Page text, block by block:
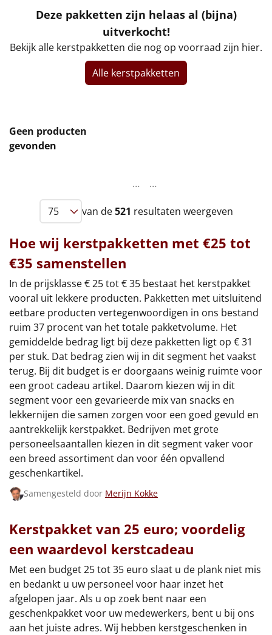
Rituals
Luxe
Duurzaam
Alle thema's
Artikel
Hitster NIEUW
Pizzarette
Tas
Wake up light
NIEUW
Borrelplank
Warmtekussen
NIEUW
Slowcooker POPULAIR
Noodradio
Deken (fleece plaid)
Alle artikelen
Overige
Ideeën
Deze pakketten zijn helaas al (bijna)
uitverkocht!
Bekijk alle kerstpakketten die nog op voorraad zijn hier.
Alle kerstpakketten
Geen producten
gevonden
… …
van de521 resultaten weergeven
Hoe wij kerstpakketten met €25 tot
€35 samenstellen
In de prijsklasse € 25 tot € 35 bestaat het kerstpakket
vooral uit lekkere producten. Pakketten met uitsluitend
eetbare producten vertegenwoordigen in ons bestand
ruim 37 procent van het totale pakketvolume. Het
gemiddelde bedrag ligt bij deze pakketten ligt op € 31
per stuk. Dat bedrag zien wij in dit segment het vaakst
terug. Bij dit budget is er doorgaans weinig ruimte voor
een groot cadeau artikel. Daarom kiezen wij in dit
segment voor een gevarieerde mix van snacks en
lekkernijen die samen zorgen voor een goed gevuld en
aantrekkelijk kerstpakket. Bedrijven met grote
personeelsaantallen kiezen in dit segment vaker voor
een breed assortiment dan voor één opvallend
geschenkartikel.
Samengesteld door Merijn Kokke
Kerstpakket van 25 euro; voordelig
een waardevol kerstcadeau
Met een budget 25 tot 35 euro slaat u de plank niet mis
en bedankt u uw personeel voor haar inzet het
afgelopen jaar. Als u op zoek bent naar een
geschenkpakket voor uw medewerkers, bent u bij ons
aan het juiste adres. Wij hebben kerstgeschenken in